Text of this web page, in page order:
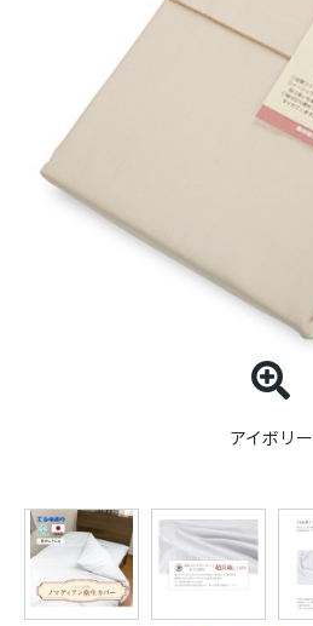
アイボリー